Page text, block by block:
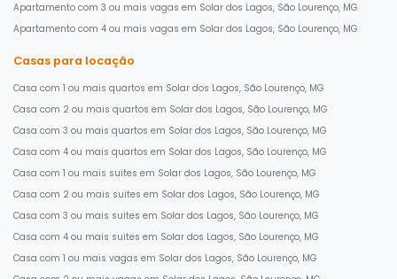
Apartamento com 3 ou mais vagas em Solar dos Lagos, São Lourenço, MG
Apartamento com 4 ou mais vagas em Solar dos Lagos, São Lourenço, MG
Casas para locação
Casa com 1 ou mais quartos em Solar dos Lagos, São Lourenço, MG
Casa com 2 ou mais quartos em Solar dos Lagos, São Lourenço, MG
Casa com 3 ou mais quartos em Solar dos Lagos, São Lourenço, MG
Casa com 4 ou mais quartos em Solar dos Lagos, São Lourenço, MG
Casa com 1 ou mais suites em Solar dos Lagos, São Lourenço, MG
Casa com 2 ou mais suites em Solar dos Lagos, São Lourenço, MG
Casa com 3 ou mais suites em Solar dos Lagos, São Lourenço, MG
Casa com 4 ou mais suites em Solar dos Lagos, São Lourenço, MG
Casa com 1 ou mais vagas em Solar dos Lagos, São Lourenço, MG